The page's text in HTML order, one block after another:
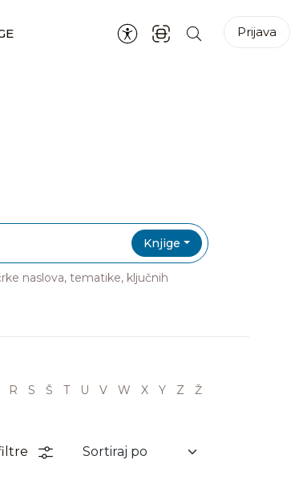
Prijava
Knjige
naslova, tematike, ključnih
R S Š T U V W X Y Z Ž